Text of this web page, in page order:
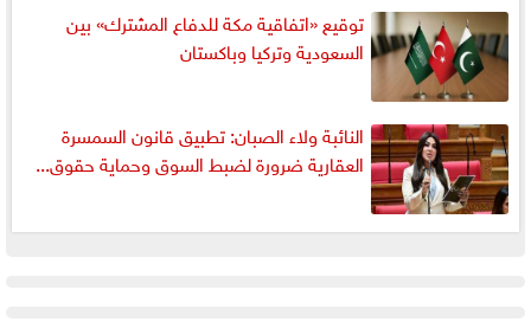
توقيع «اتفاقية مكة للدفاع المشترك» بين
السعودية وتركيا وباكستان
النائبة ولاء الصبان: تطبيق قانون السمسرة
العقارية ضرورة لضبط السوق وحماية حقوق...